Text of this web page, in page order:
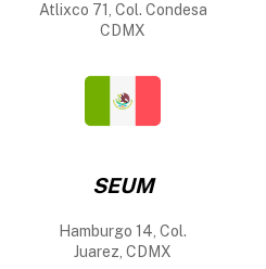
Atlixco 71, Col. Condesa
CDMX
SEUM
Hamburgo 14, Col.
Juarez, CDMX